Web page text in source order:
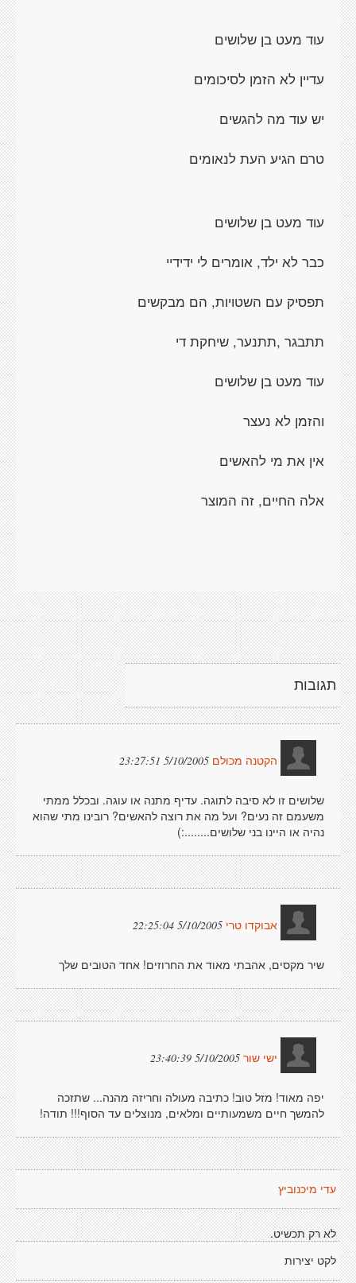
עוד מעט בן שלושים
עדיין לא הזמן לסיכומים
יש עוד מה להגשים
טרם הגיע העת לנאומים
עוד מעט בן שלושים
כבר לא ילד, אומרים לי ידידיי
תפסיק עם השטויות, הם מבקשים
תתבגר ,תתנער, שיחקת די
עוד מעט בן שלושים
והזמן לא נעצר
אין את מי להאשים
אלה החיים, זה המוצר
תגובות
הקטנה מכולם 5/10/2005 23:27:51
שלושים זו לא סיבה לתוגה. עדיף מתנה או עוגה. ובכלל ממתי
משעמם זה נעים? ועל מה את רוצה להאשים? רובינו מתי שהוא
נהיה או היינו בני שלושים........:)
אבוקדו טרי 5/10/2005 22:25:04
שיר מקסים, אהבתי מאוד את החרוזים! אחד הטובים שלך
ישי שור 5/10/2005 23:40:39
יפה מאוד! מזל טוב! כתיבה מעולה וחריזה מהנה... שתזכה
להמשך חיים משמעותיים ומלאים, מנוצלים עד הסוף!!! תודה!
עדי מיכנוביץ
לא רק תכשיט.
לקט יצירות